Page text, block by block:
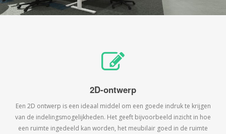
2D-ontwerp
Een 2D ontwerp is een ideaal middel om een goede indruk te krijgen
van de indelingsmogelijkheden. Het geeft bijvoorbeeld inzicht in hoe
een ruimte ingedeeld kan worden, het meubilair goed in de ruimte